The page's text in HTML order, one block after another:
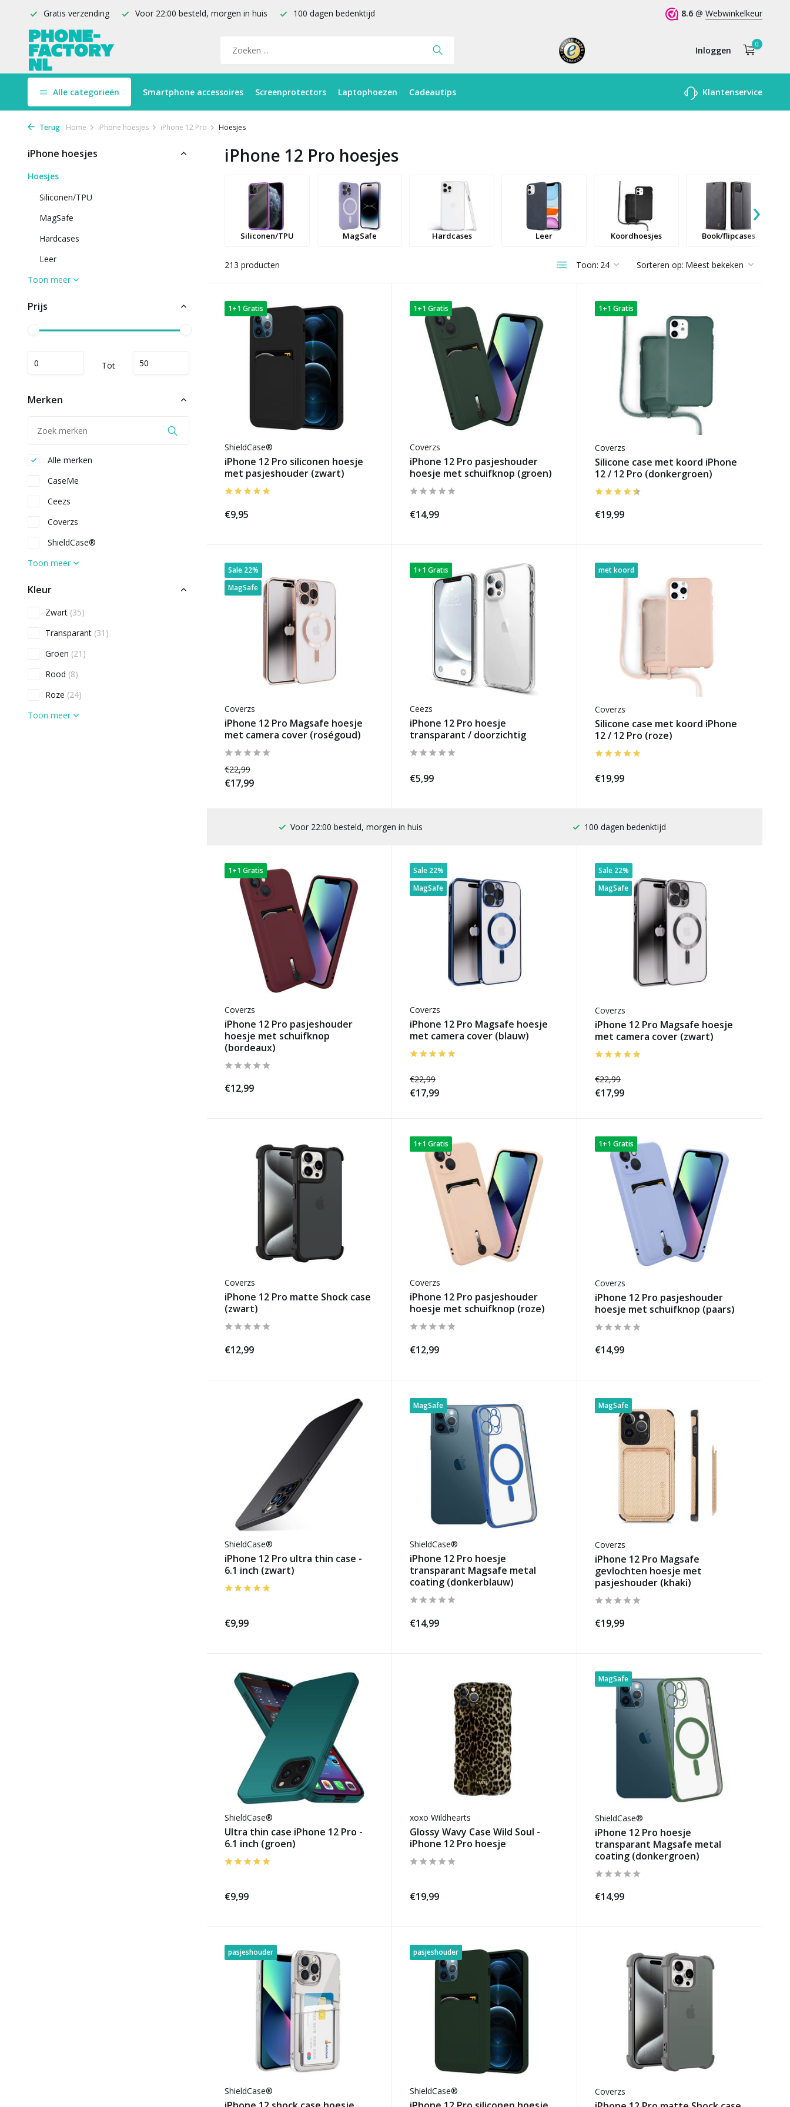
Gratis verzending Voor 22:00 besteld, morgen in huis 100 dagen bedenktijd 8.6 @ Webwinkelkeur
Inloggen
Account
0
Alle categorieën Smartphone accessoires Screenprotectors Laptophoezen Cadeautips Klantenservice
Terug Home iPhone hoesjes iPhone 12 Pro Hoesjes
iPhone hoesjes
Hoesjes
Siliconen/TPU
MagSafe
Hardcases
Leer
Toon meer
Prijs
Tot
Merken
Alle merken
CaseMe
Ceezs
Coverzs
ShieldCase®
Toon meer
Kleur
Zwart (35)
Transparant (31)
Groen (21)
Rood (8)
Roze (24)
Toon meer
iPhone 12 Pro hoesjes
Siliconen/TPU MagSafe Hardcases Leer Koordhoesjes Book/flipcases
›
213 producten Toon: Sorteren op:
1+1 Gratis
ShieldCase®
iPhone 12 Pro siliconen hoesje
met pasjeshouder (zwart)
€9,95
1+1 Gratis
Coverzs
iPhone 12 Pro pasjeshouder
hoesje met schuifknop (groen)
€14,99
1+1 Gratis
Coverzs
Silicone case met koord iPhone
12 / 12 Pro (donkergroen)
€19,99
Sale 22%
MagSafe
Coverzs
iPhone 12 Pro Magsafe hoesje
met camera cover (roségoud)
€22,99
€17,99
1+1 Gratis
Ceezs
iPhone 12 Pro hoesje
transparant / doorzichtig
€5,99
met koord
Coverzs
Silicone case met koord iPhone
12 / 12 Pro (roze)
€19,99
100 dagen bedenktijd Gratis verzending
1+1 Gratis
Coverzs
iPhone 12 Pro pasjeshouder
hoesje met schuifknop
(bordeaux)
€12,99
Sale 22%
MagSafe
Coverzs
iPhone 12 Pro Magsafe hoesje
met camera cover (blauw)
€22,99
€17,99
Sale 22%
MagSafe
Coverzs
iPhone 12 Pro Magsafe hoesje
met camera cover (zwart)
€22,99
€17,99
Coverzs
iPhone 12 Pro matte Shock case
(zwart)
€12,99
1+1 Gratis
Coverzs
iPhone 12 Pro pasjeshouder
hoesje met schuifknop (roze)
€12,99
1+1 Gratis
Coverzs
iPhone 12 Pro pasjeshouder
hoesje met schuifknop (paars)
€14,99
ShieldCase®
iPhone 12 Pro ultra thin case -
6.1 inch (zwart)
€9,99
MagSafe
ShieldCase®
iPhone 12 Pro hoesje
transparant Magsafe metal
coating (donkerblauw)
€14,99
MagSafe
Coverzs
iPhone 12 Pro Magsafe
gevlochten hoesje met
pasjeshouder (khaki)
€19,99
ShieldCase®
Ultra thin case iPhone 12 Pro -
6.1 inch (groen)
€9,99
xoxo Wildhearts
Glossy Wavy Case Wild Soul -
iPhone 12 Pro hoesje
€19,99
MagSafe
ShieldCase®
iPhone 12 Pro hoesje
transparant Magsafe metal
coating (donkergroen)
€14,99
pasjeshouder
ShieldCase®
pasjeshouder
ShieldCase® Coverzs